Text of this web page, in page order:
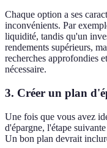
Chaque option a ses
inconvénients. Par
liquidité, tandis qu'un
rendements supérieurs,
recherches approfondies
nécessaire.
3. Créer un plan
Une fois que vous avez
d'épargne, l'étape
Un bon plan devrait